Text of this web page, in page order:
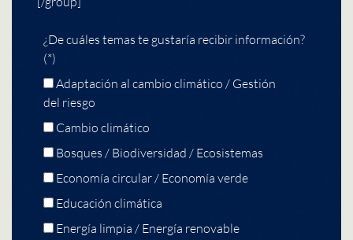
¿De cuáles temas te gustaría recibir información?
(*)
Adaptación al cambio climático / Gestión
del riesgo
Cambio climático
Bosques / Biodiversidad / Ecosistemas
Economía circular / Economía verde
Educación climática
Energía limpia / Energía renovable